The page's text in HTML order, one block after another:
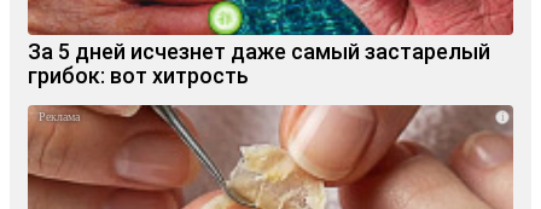
За 5 дней исчезнет даже самый застарелый
грибок: вот хитрость
i